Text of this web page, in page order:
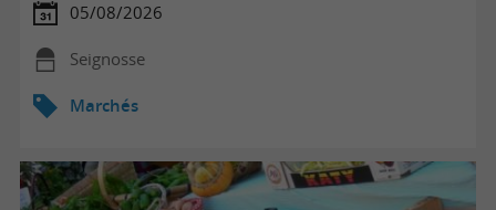
05/08/2026
Seignosse
Marchés